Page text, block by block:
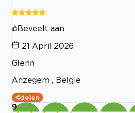
Beveelt aan
21 April 2026
Glenn
Anzegem , Belgie
delen
9